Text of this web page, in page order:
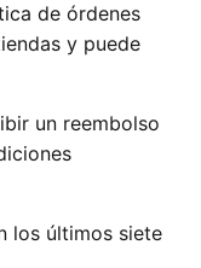
de órdenes
y puede
un reembolso
los últimos siete